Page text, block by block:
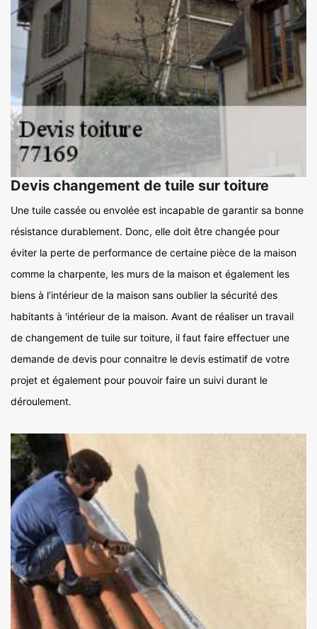
Devis changement de tuile sur toiture
Une tuile cassée ou envolée est incapable de garantir sa bonne
résistance durablement. Donc, elle doit être changée pour
éviter la perte de performance de certaine pièce de la maison
comme la charpente, les murs de la maison et également les
biens à l’intérieur de la maison sans oublier la sécurité des
habitants à 'intérieur de la maison. Avant de réaliser un travail
de changement de tuile sur toiture, il faut faire effectuer une
demande de devis pour connaitre le devis estimatif de votre
projet et également pour pouvoir faire un suivi durant le
déroulement.